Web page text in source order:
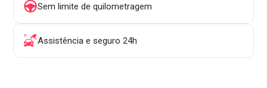
Sem limite de quilometragem
Assistência e seguro 24h